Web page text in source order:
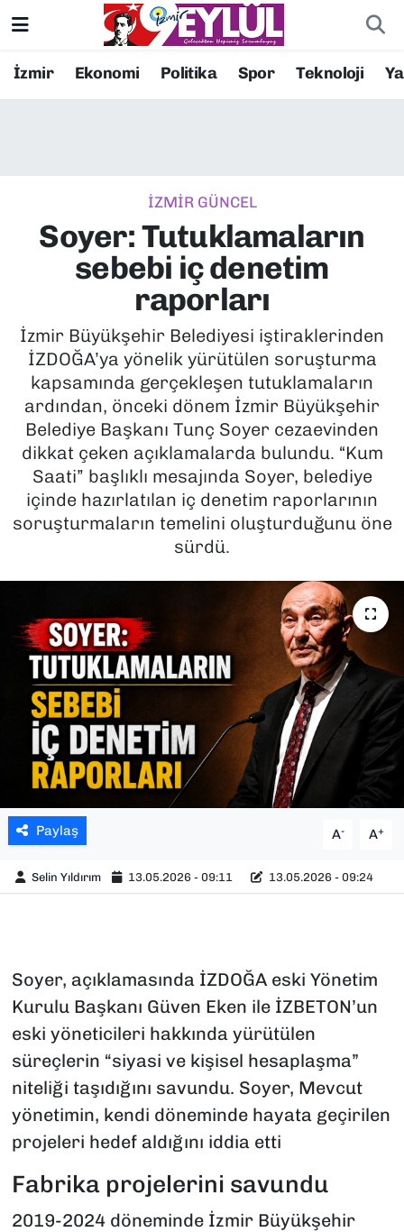
İzmir Ekonomi Politika Spor Teknoloji
İZMİR GÜNCEL
Soyer: Tutuklamaların
sebebi iç denetim
raporları
İzmir Büyükşehir Belediyesi iştiraklerinden
İZDOĞA’ya yönelik yürütülen soruşturma
kapsamında gerçekleşen tutuklamaların
ardından, önceki dönem İzmir Büyükşehir
Belediye Başkanı Tunç Soyer cezaevinden
dikkat çeken açıklamalarda bulundu. “Kum
Saati” başlıklı mesajında Soyer, belediye
içinde hazırlatılan iç denetim raporlarının
soruşturmaların temelini oluşturduğunu öne
sürdü.
Paylaş A- A+
Selin Yıldırım 13.05.2026 - 09:11 13.05.2026 - 09:24
Soyer, açıklamasında İZDOĞA eski Yönetim
Kurulu Başkanı Güven Eken ile İZBETON’un
eski yöneticileri hakkında yürütülen
süreçlerin “siyasi ve kişisel hesaplaşma”
niteliği taşıdığını savundu. Soyer, Mevcut
yönetimin, kendi döneminde hayata geçirilen
projeleri hedef aldığını iddia etti
Fabrika projelerini savundu
2019-2024 döneminde İzmir Büyükşehir
Resmi İlanlar
EKONOMİ
KÜLTÜR SANAT
MAGAZİN
POLİTİKA
SAĞLIK
SPOR
TEKNOLOJİ
YEREL YÖNETİMLER
Konak Nöbetçi Eczaneler
Süper Lig Puan Durumu ve Fikstür
Tüm Manşetler
Son Dakika Haberleri
Haber Arşivi